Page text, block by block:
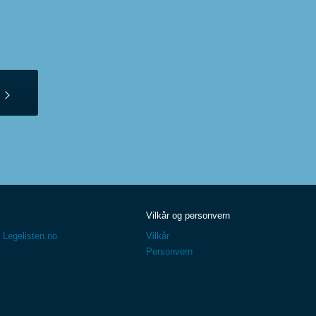
Legelisten.no
Vilkår og personvern
Vilkår
Personvern